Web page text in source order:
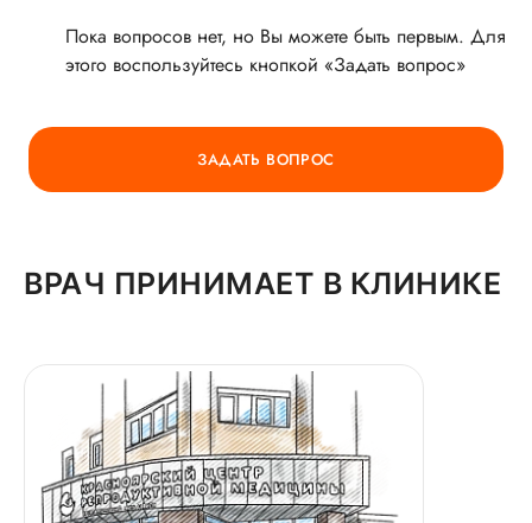
ГОРЯЧАЯ ЛИНИЯ КАЧЕСТВА
Пока вопросов нет, но Вы можете быть первым. Для
этого воспользуйтесь кнопкой «Задать вопрос»
ЗАДАТЬ ВОПРОС
ВРАЧ ПРИНИМАЕТ В КЛИНИКЕ